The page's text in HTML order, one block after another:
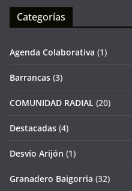
Categorías
Agenda Colaborativa (1)
Barrancas (3)
COMUNIDAD RADIAL (20)
Destacadas (4)
Desvío Arijón (1)
Granadero Baigorria (32)